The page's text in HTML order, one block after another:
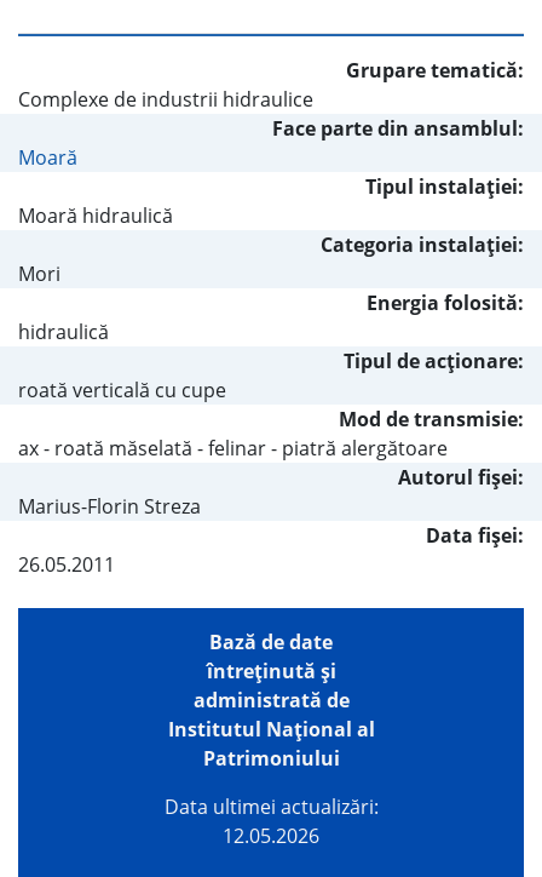
Grupare tematică:
Complexe de industrii hidraulice
Face parte din ansamblul:
Moară
Tipul instalaţiei:
Moară hidraulică
Categoria instalaţiei:
Mori
Energia folosită:
hidraulică
Tipul de acţionare:
roată verticală cu cupe
Mod de transmisie:
ax - roată măselată - felinar - piatră alergătoare
Autorul fişei:
Marius-Florin Streza
Data fișei:
26.05.2011
Bază de date
întreţinută şi
administrată de
Institutul Național al
Patrimoniului
Data ultimei actualizări:
12.05.2026